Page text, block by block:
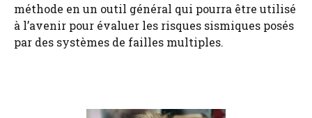
méthode en un outil général qui pourra être utilisé
à l’avenir pour évaluer les risques sismiques posés
par des systèmes de failles multiples.